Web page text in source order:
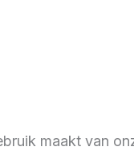
maakt van